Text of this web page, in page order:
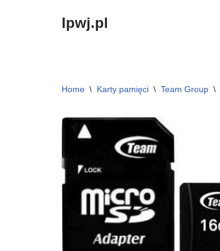
lpwj.pl
Home \ Karty pamięci \ Team Group \